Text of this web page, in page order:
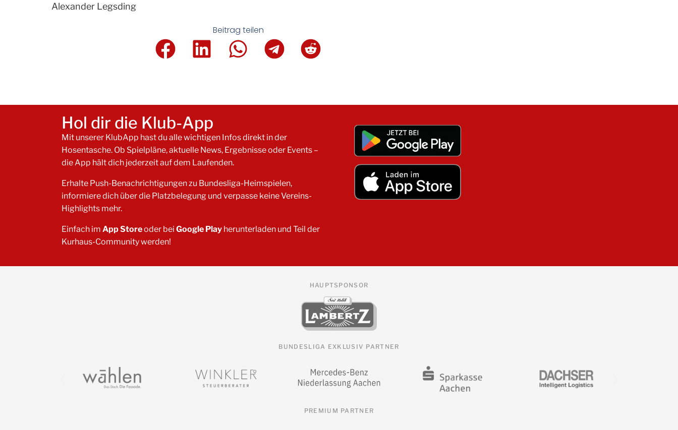
Alexander Legsding
Beitrag teilen
Hol dir die Klub-App
Mit unserer KlubApp hast du alle wichtigen Infos direkt in der
Hosentasche. Ob Spielpläne, aktuelle News, Ergebnisse oder Events –
die App hält dich jederzeit auf dem Laufenden.
Erhalte Push-Benachrichtigungen zu Bundesliga-Heimspielen,
informiere dich über die Platzbelegung und verpasse keine Vereins-
Highlights mehr.
Einfach im App Storeoder bei Google Play herunterladen und Teil der
Kurhaus-Community werden!
HAUPTSPONSOR
BUNDESLIGA EXKLUSIV PARTNER
PREMIUM PARTNER